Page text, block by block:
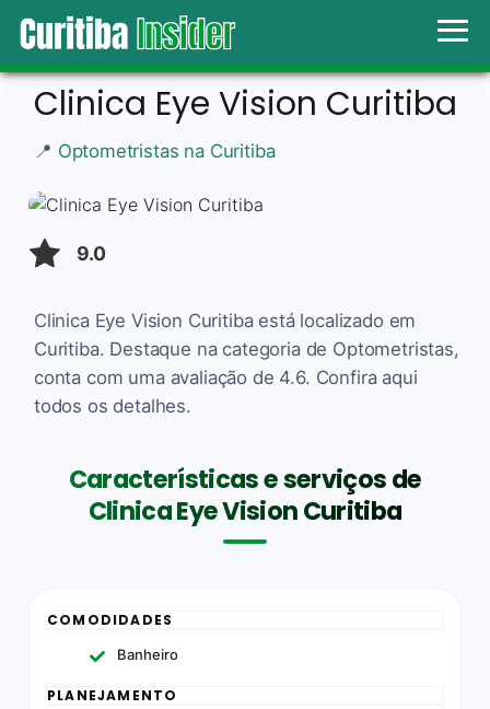
Clinica Eye Vision Curitiba
📍 Optometristas na Curitiba
9.0
Clinica Eye Vision Curitiba está localizado em
Curitiba. Destaque na categoria de Optometristas,
conta com uma avaliação de 4.6. Confira aqui
todos os detalhes.
Características e serviços de
Clinica Eye Vision Curitiba
COMODIDADES
Banheiro
PLANEJAMENTO